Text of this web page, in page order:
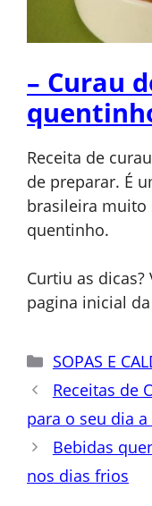
– Curau
Receita de
de preparar. É
brasileira muito
quentinho.
Curtiu as
pagina inicial da
Categorias
SOPAS E
Receitas de
para o seu dia a
Bebidas
nos dias frios